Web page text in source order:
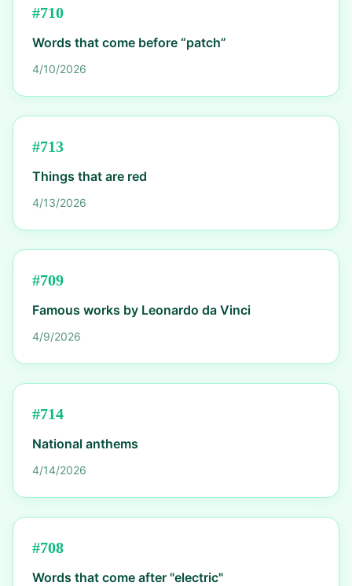
#710
Words that come before “patch”
4/10/2026
#713
Things that are red
4/13/2026
#709
Famous works by Leonardo da Vinci
4/9/2026
#714
National anthems
4/14/2026
#708
Words that come after "electric"